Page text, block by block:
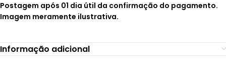
Postagem após 01 dia útil da confirmação do pagamento.
Imagem meramente ilustrativa.
Informação adicional